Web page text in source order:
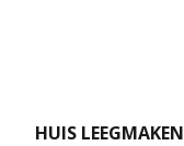
HUIS LEEGMAKEN